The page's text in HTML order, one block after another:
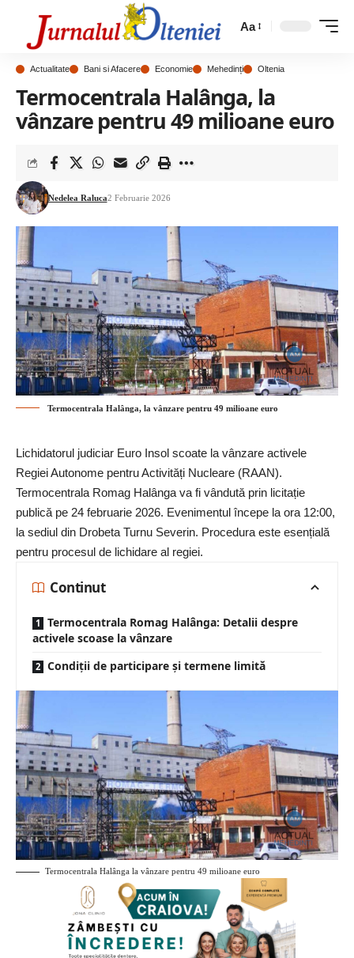
Aa
Actualitate Bani si Afacere Economie Mehedinți Oltenia
Termocentrala Halânga, la
vânzare pentru 49 milioane euro
Nedelea Raluca2 Februarie 2026
Termocentrala Halânga, la vânzare pentru 49 milioane euro
Lichidatorul judiciar Euro Insol scoate la vânzare activele
Regiei Autonome pentru Activități Nucleare (RAAN).
Termocentrala Romag Halânga va fi vândută prin licitație
publică pe 24 februarie 2026. Evenimentul începe la ora 12:00,
la sediul din Drobeta Turnu Severin. Procedura este esențială
pentru procesul de lichidare al regiei.
Continut
Termocentrala Romag Halânga: Detalii despre
activele scoase la vânzare
Condiții de participare și termene limită
Termocentrala Halânga la vânzare pentru 49 milioane euro